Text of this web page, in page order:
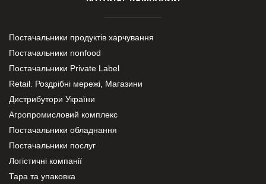
Постачальники продуктів харчування
Постачальники nonfood
Постачальники Private Label
Retail. Роздрібні мережі, Магазини
Дистрибутори України
Агропромисловий комплекс
Постачальники обладнання
Постачальники послуг
Логістичні компанії
Тара та упаковка